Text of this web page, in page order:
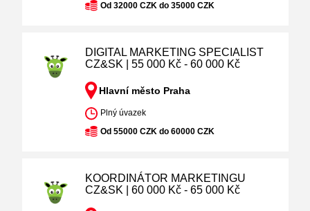
Od 32000 CZK do 35000 CZK
DIGITAL MARKETING SPECIALIST
CZ&SK | 55 000 Kč - 60 000 Kč
Hlavní město Praha
Plný úvazek
Od 55000 CZK do 60000 CZK
KOORDINÁTOR MARKETINGU
CZ&SK | 60 000 Kč - 65 000 Kč